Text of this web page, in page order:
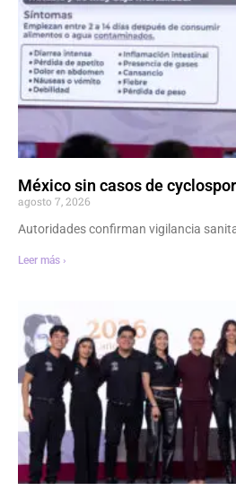
México sin casos de
agosto 7, 2026
Autoridades confirman vigilancia
Leer más ›